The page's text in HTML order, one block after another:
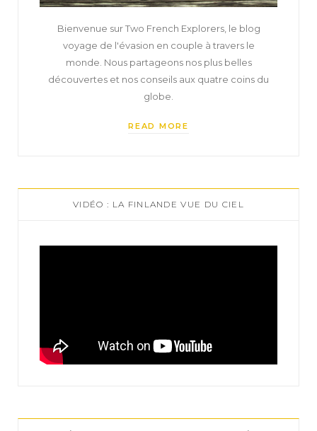
Bienvenue sur Two French Explorers, le blog
voyage de l'évasion en couple à travers le
monde. Nous partageons nos plus belles
découvertes et nos conseils aux quatre coins du
globe.
READ MORE
VIDÉO : LA FINLANDE VUE DU CIEL